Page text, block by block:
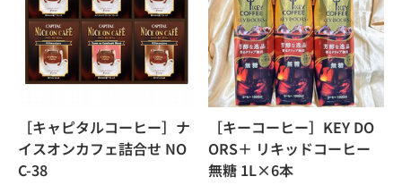
［キャピタルコーヒー］ナ
イスオンカフェ詰合せ NO
C-38
［キーコーヒー］KEY DO
ORS＋ リキッドコーヒー
無糖 1L×6本